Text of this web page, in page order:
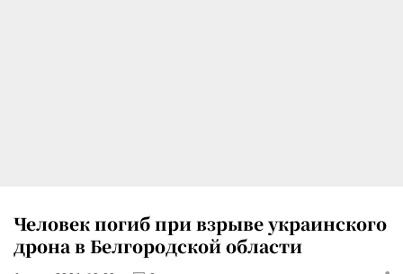
Человек погиб при взрыве украинского
дрона в Белгородской области